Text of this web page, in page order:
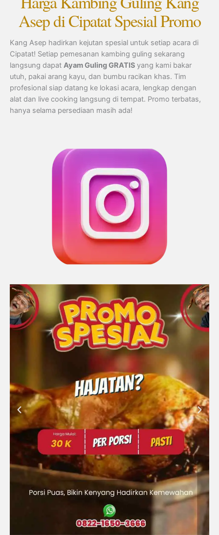
Asep di Cipatat Spesial Promo
Kang Asep hadirkan kejutan spesial untuk setiap acara di
Cipatat! Setiap pemesanan kambing guling sekarang
langsung dapat Ayam Guling GRATIS yang kami bakar
utuh, pakai arang kayu, dan bumbu racikan khas. Tim
profesional siap datang ke lokasi acara, lengkap dengan
alat dan live cooking langsung di tempat. Promo terbatas,
hanya selama persediaan masih ada!